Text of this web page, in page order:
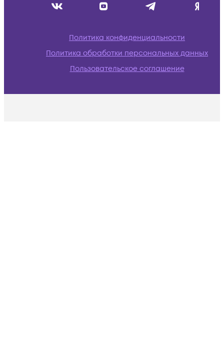
Политика конфиденциальности
Политика обработки персональных данных
Пользовательское соглашение